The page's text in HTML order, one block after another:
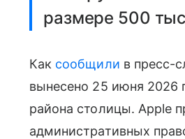
размере 500
Как сообщили в пресс-
вынесено 25 июня 2026
района столицы. Apple
административных